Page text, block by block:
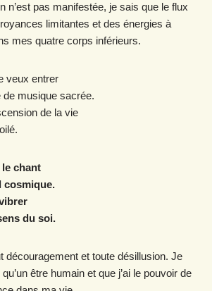
n’est pas manifestée, je sais que le flux
limitantes et des énergies à
mes quatre corps inférieurs.
veux entrer
de musique sacrée.
de la vie
le chant
cosmique.
du soi.
découragement et toute désillusion. Je
être humain et que j’ai le pouvoir de